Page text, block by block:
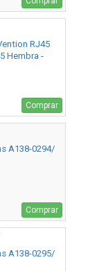
RJ45
Hembra -
Comprar
A138-0294/
Comprar
A138-0295/